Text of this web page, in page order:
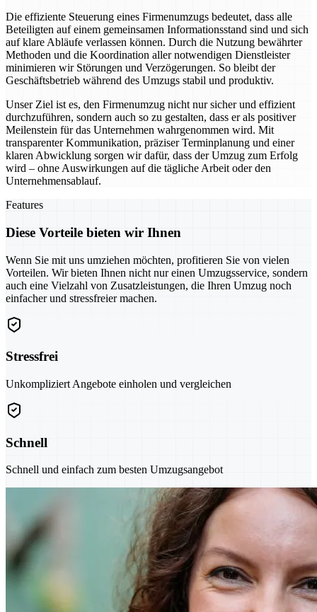
Die effiziente Steuerung eines Firmenumzugs bedeutet, dass alle
Beteiligten auf einem gemeinsamen Informationsstand sind und sich
auf klare Abläufe verlassen können. Durch die Nutzung bewährter
Methoden und die Koordination aller notwendigen Dienstleister
minimieren wir Störungen und Verzögerungen. So bleibt der
Geschäftsbetrieb während des Umzugs stabil und produktiv.
Unser Ziel ist es, den Firmenumzug nicht nur sicher und effizient
durchzuführen, sondern auch so zu gestalten, dass er als positiver
Meilenstein für das Unternehmen wahrgenommen wird. Mit
transparenter Kommunikation, präziser Terminplanung und einer
klaren Abwicklung sorgen wir dafür, dass der Umzug zum Erfolg
wird – ohne Auswirkungen auf die tägliche Arbeit oder den
Unternehmensablauf.
Features
Diese Vorteile bieten wir Ihnen
Wenn Sie mit uns umziehen möchten, profitieren Sie von vielen
Vorteilen. Wir bieten Ihnen nicht nur einen Umzugsservice, sondern
auch eine Vielzahl von Zusatzleistungen, die Ihren Umzug noch
einfacher und stressfreier machen.
Stressfrei
Unkompliziert Angebote einholen und vergleichen
Schnell
Schnell und einfach zum besten Umzugsangebot